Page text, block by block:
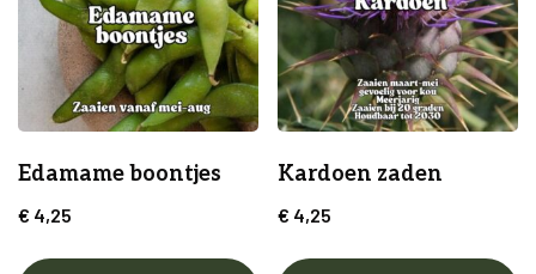
Edamame boontjes
€ 4,25
Kardoen zaden
€ 4,25